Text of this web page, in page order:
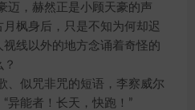
，赫然正是小顾天豪的声
枫身后，只是不知为何却迟
线以外的地方念诵着奇怪的
似咒非咒的短语，李察威尔
异能者！长天，快跑！”